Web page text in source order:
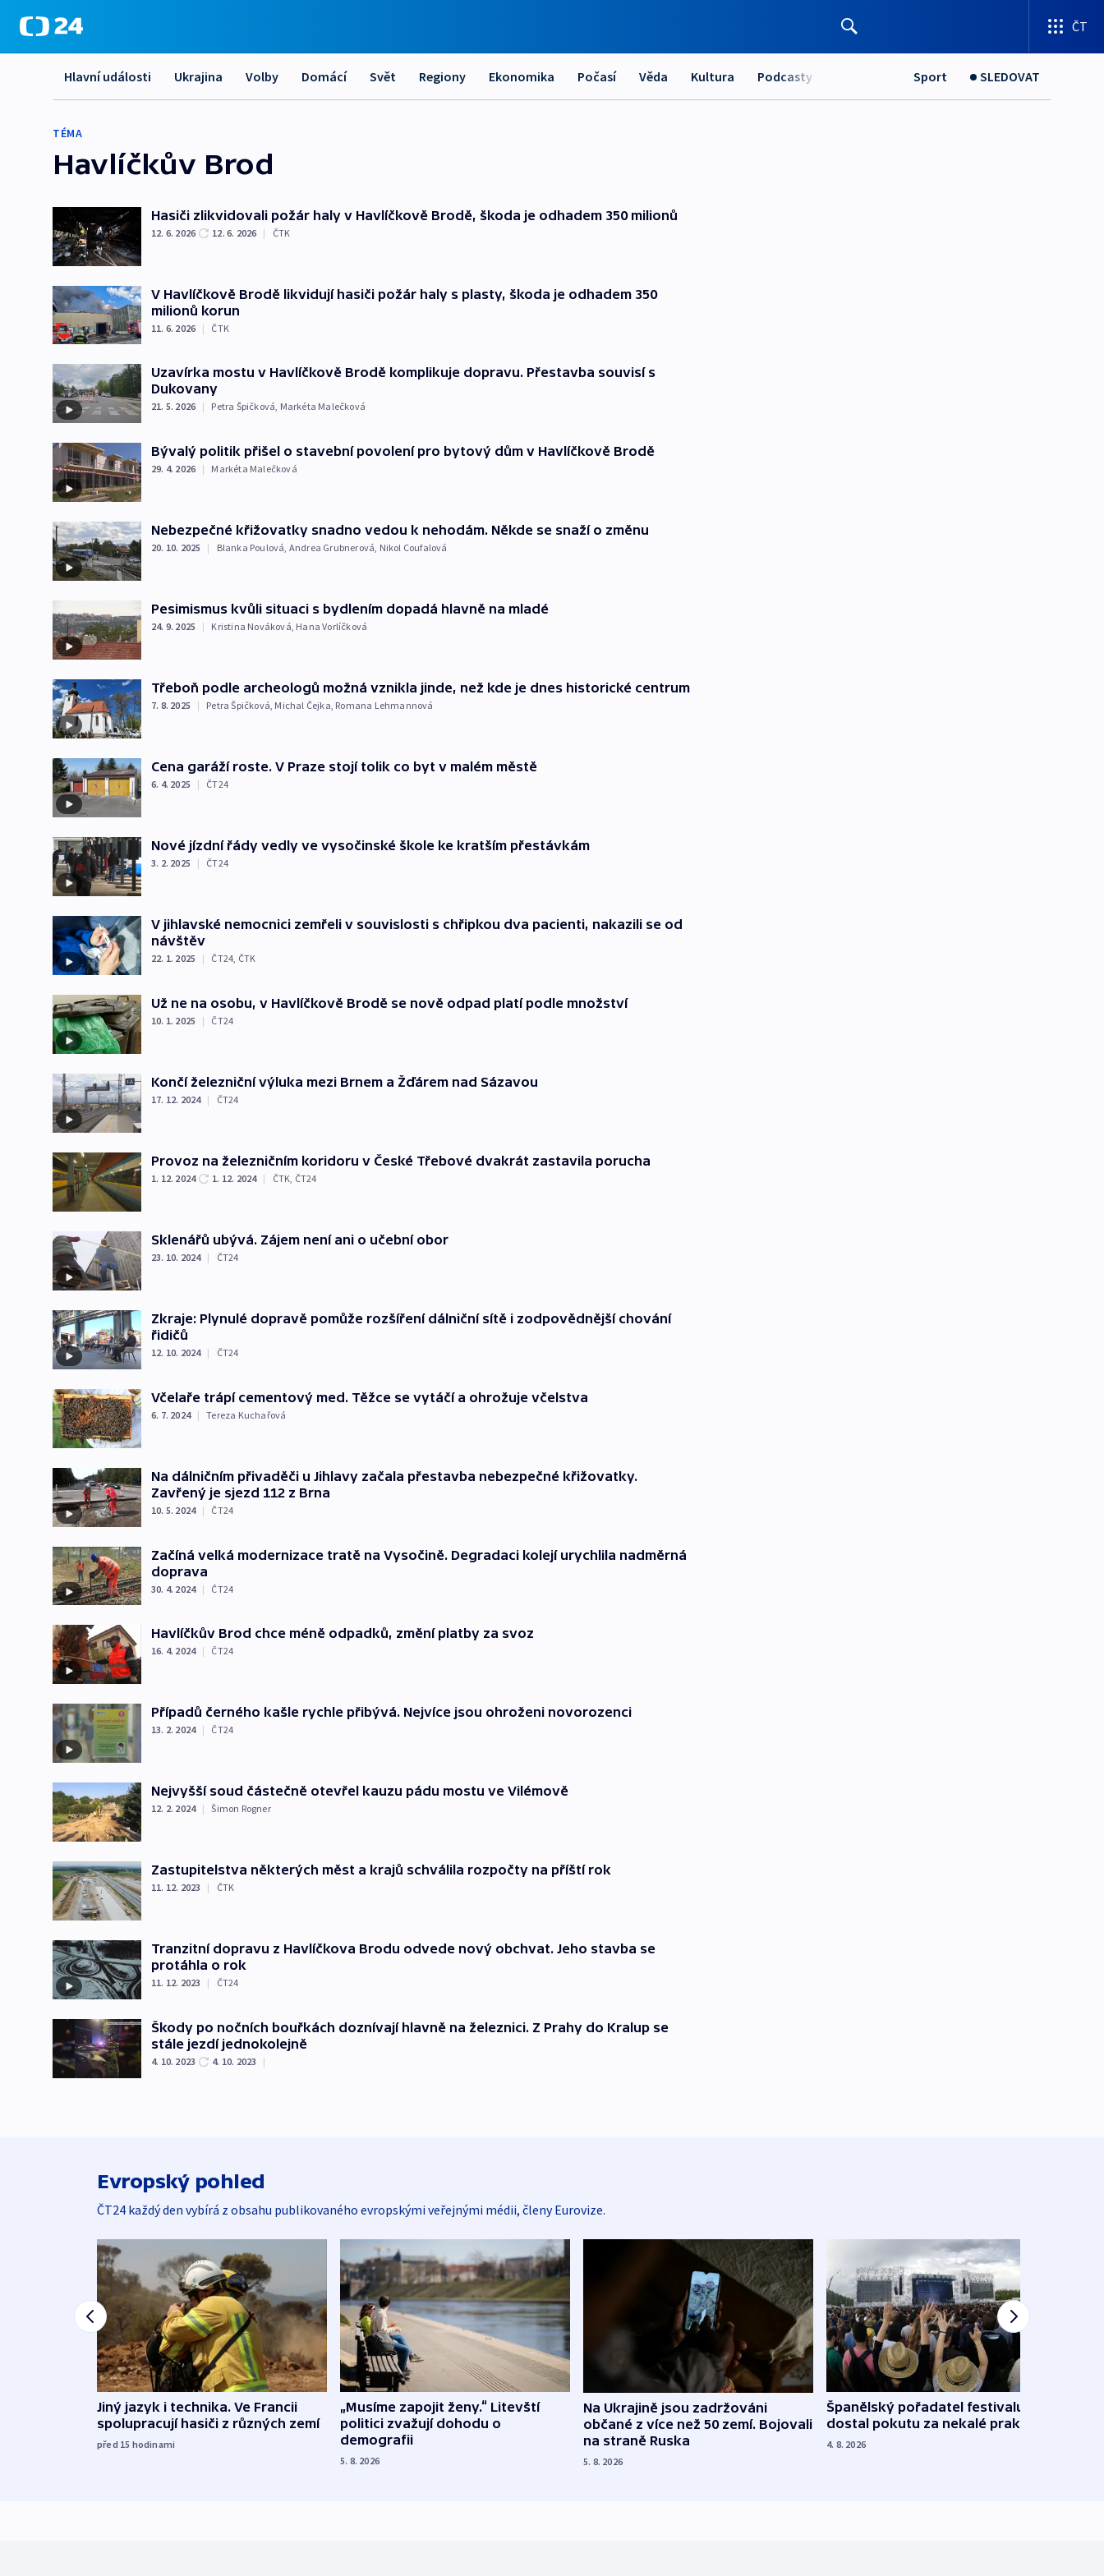
ČT
Hlavní události Ukrajina Volby Domácí Svět Regiony Ekonomika Počasí Věda Kultura Podcasty Sport SLEDOVAT
TÉMA
Havlíčkův Brod
Hasiči zlikvidovali požár haly v Havlíčkově Brodě, škoda je odhadem 350 milionů
12. 6. 2026 12. 6. 2026 | ČTK
V Havlíčkově Brodě likvidují hasiči požár haly s plasty, škoda je odhadem 350
milionů korun
11. 6. 2026 | ČTK
Uzavírka mostu v Havlíčkově Brodě komplikuje dopravu. Přestavba souvisí s
Dukovany
21. 5. 2026 | Petra Špičková, Markéta Malečková
Bývalý politik přišel o stavební povolení pro bytový dům v Havlíčkově Brodě
29. 4. 2026 | Markéta Malečková
Nebezpečné křižovatky snadno vedou k nehodám. Někde se snaží o změnu
20. 10. 2025 | Blanka Poulová, Andrea Grubnerová, Nikol Coufalová
Pesimismus kvůli situaci s bydlením dopadá hlavně na mladé
24. 9. 2025 | Kristina Nováková, Hana Vorlíčková
Třeboň podle archeologů možná vznikla jinde, než kde je dnes historické centrum
7. 8. 2025 | Petra Špičková, Michal Čejka, Romana Lehmannová
Cena garáží roste. V Praze stojí tolik co byt v malém městě
6. 4. 2025 | ČT24
Nové jízdní řády vedly ve vysočinské škole ke kratším přestávkám
3. 2. 2025 | ČT24
V jihlavské nemocnici zemřeli v souvislosti s chřipkou dva pacienti, nakazili se od
návštěv
22. 1. 2025 | ČT24 ČTK
Už ne na osobu, v Havlíčkově Brodě se nově odpad platí podle množství
10. 1. 2025 | ČT24
Končí železniční výluka mezi Brnem a Žďárem nad Sázavou
17. 12. 2024 | ČT24
Provoz na železničním koridoru v České Třebové dvakrát zastavila porucha
1. 12. 2024 1. 12. 2024 | ČTK ČT24
Sklenářů ubývá. Zájem není ani o učební obor
23. 10. 2024 | ČT24
Zkraje: Plynulé dopravě pomůže rozšíření dálniční sítě i zodpovědnější chování
řidičů
12. 10. 2024 | ČT24
Včelaře trápí cementový med. Těžce se vytáčí a ohrožuje včelstva
6. 7. 2024 | Tereza Kuchařová
Na dálničním přivaděči u Jihlavy začala přestavba nebezpečné křižovatky.
Zavřený je sjezd 112 z Brna
10. 5. 2024 | ČT24
Začíná velká modernizace tratě na Vysočině. Degradaci kolejí urychlila nadměrná
doprava
30. 4. 2024 | ČT24
Havlíčkův Brod chce méně odpadků, změní platby za svoz
16. 4. 2024 | ČT24
Případů černého kašle rychle přibývá. Nejvíce jsou ohroženi novorozenci
13. 2. 2024 | ČT24
Nejvyšší soud částečně otevřel kauzu pádu mostu ve Vilémově
12. 2. 2024 | Šimon Rogner
Zastupitelstva některých měst a krajů schválila rozpočty na příští rok
11. 12. 2023 | ČTK
Tranzitní dopravu z Havlíčkova Brodu odvede nový obchvat. Jeho stavba se
protáhla o rok
11. 12. 2023 | ČT24
Škody po nočních bouřkách doznívají hlavně na železnici. Z Prahy do Kralup se
stále jezdí jednokolejně
4. 10. 2023 4. 10. 2023 |
Evropský pohled
ČT24 každý den vybírá z obsahu publikovaného evropskými veřejnými médii, členy Eurovize.
Jiný jazyk i technika. Ve Francii
spolupracují hasiči z různých zemí
před 15 hodinami
„Musíme zapojit ženy.“ Litevští
politici zvažují dohodu o
demografii
5. 8. 2026
Na Ukrajině jsou zadržováni
občané z více než 50 zemí. Bojovali
na straně Ruska
5. 8. 2026
Španělský pořadatel festivalu
dostal pokutu za nekalé praktiky
4. 8. 2026